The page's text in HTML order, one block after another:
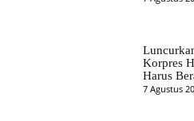
Korpres
Harus
7 Agustus